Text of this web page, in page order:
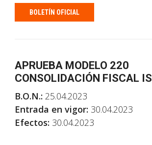
BOLETÍN OFICIAL
APRUEBA MODELO 220
CONSOLIDACIÓN FISCAL IS
B.O.N.: 25.04.2023
Entrada en vigor: 30.04.2023
Efectos: 30.04.2023